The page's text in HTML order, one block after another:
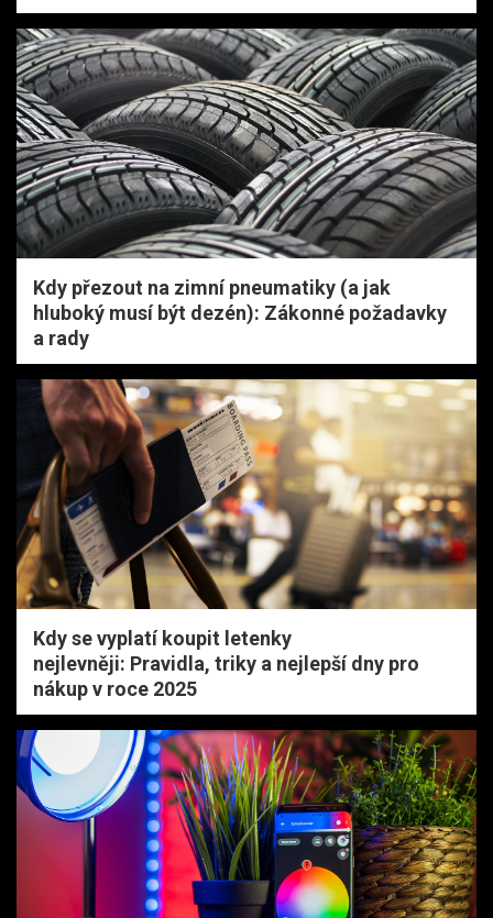
Kdy přezout na zimní pneumatiky (a jak
hluboký musí být dezén): Zákonné požadavky
a rady
Kdy se vyplatí koupit letenky
nejlevněji: Pravidla, triky a nejlepší dny pro
nákup v roce 2025